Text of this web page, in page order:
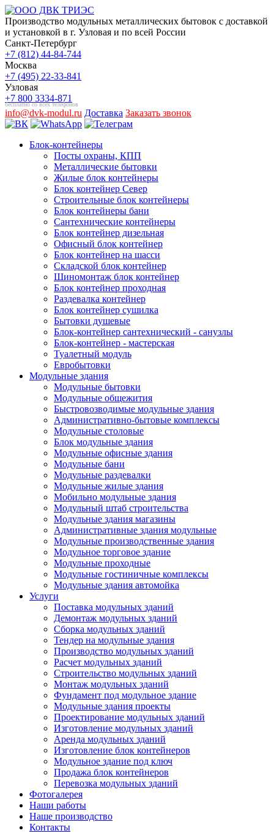
Производство модульных металлических бытовок с доставкой
и установкой в г. Узловая и по всей России
Санкт-Петербург
+7 (812) 44-84-744
Москва
+7 (495) 22-33-841
Узловая
+7 800 3334-871
бесплатно со всех телефонов
info@dvk-modul.ru Доставка Заказать звонок
Блок-контейнеры
Посты охраны, КПП
Металлические бытовки
Жилые блок контейнеры
Блок контейнер Север
Строительные блок контейнеры
Блок контейнеры бани
Сантехнические контейнеры
Блок контейнер дизельная
Офисный блок контейнер
Блок контейнер на шасси
Складской блок контейнер
Шиномонтаж блок контейнер
Блок контейнер проходная
Раздевалка контейнер
Блок контейнер сушилка
Бытовки душевые
Блок-контейнер сантехнический - санузлы
Блок-контейнер - мастерская
Туалетный модуль
Евробытовки
Модульные здания
Модульные бытовки
Модульные общежития
Быстровозводимые модульные здания
Административно-бытовые комплексы
Модульные столовые
Блок модульные здания
Модульные офисные здания
Модульные бани
Модульные раздевалки
Модульные жилые здания
Мобильно модульные здания
Модульный штаб строительства
Модульные здания магазины
Административные здания модульные
Модульные производственные здания
Модульное торговое здание
Модульные проходные
Модульные гостиничные комплексы
Модульные здания автомойка
Услуги
Поставка модульных зданий
Демонтаж модульных зданий
Сборка модульных зданий
Тендер на модульные здания
Производство модульных зданий
Расчет модульных зданий
Строительство модульных зданий
Монтаж модульных зданий
Фундамент под модульное здание
Модульные здания проекты
Проектирование модульных зданий
Изготовление модульных зданий
Аренда модульных зданий
Изготовление блок контейнеров
Модульное здание под ключ
Продажа блок контейнеров
Перевозка модульных зданий
Фотогалерея
Наши работы
Наше производство
Контакты